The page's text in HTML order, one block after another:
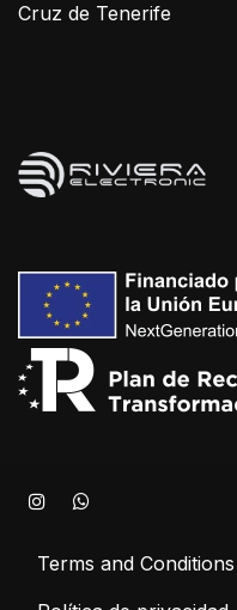
Cruz de Tenerife
Terms and Conditions